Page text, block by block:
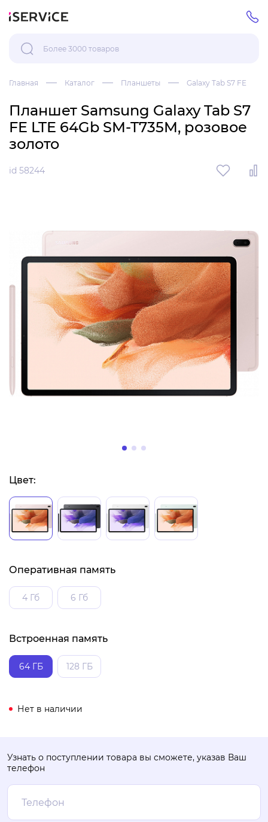
Главная Каталог Планшеты Galaxy Tab S7 FE
Планшет Samsung Galaxy Tab S7
FE LTE 64Gb SM-T735M, розовое
золото
id 58244
Цвет:
Оперативная память
4 Гб 6 Гб
Встроенная память
64 ГБ 128 ГБ
Узнать о поступлении товара вы сможете, указав Ваш
телефон
Нет в наличии